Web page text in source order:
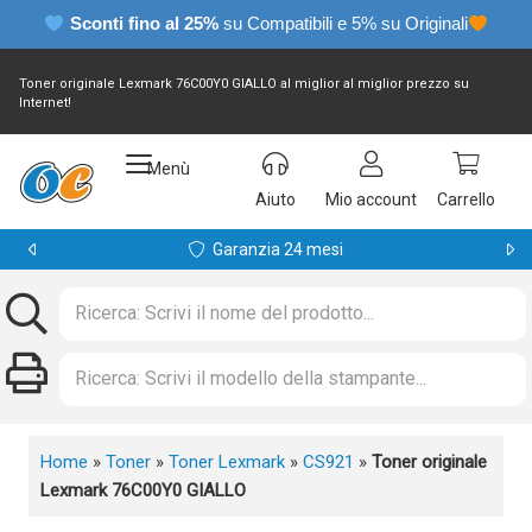
Sconti fino al 25% su Compatibili e 5% su Originali
Toner originale Lexmark 76C00Y0 GIALLO al miglior al miglior prezzo su
Internet!
Menù
Aiuto
Mio account Carrello
Garanzia 24 mesi
Home » Toner » Toner Lexmark » CS921 » Toner originale
Lexmark 76C00Y0 GIALLO